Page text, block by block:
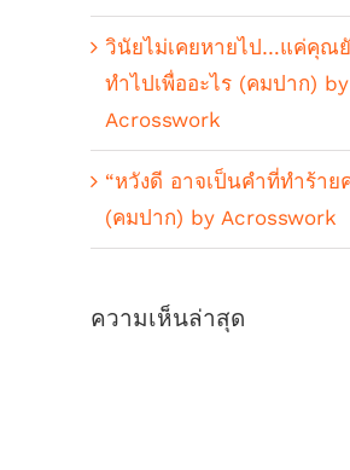
วินัยไม่เคยหายไป…แค่คุณยั
ทำไปเพื่ออะไร (คมปาก) by
Acrosswork
“หวังดี อาจเป็นคำที่ทำร้าย
(คมปาก) by Acrosswork
ความเห็นล่าสุด